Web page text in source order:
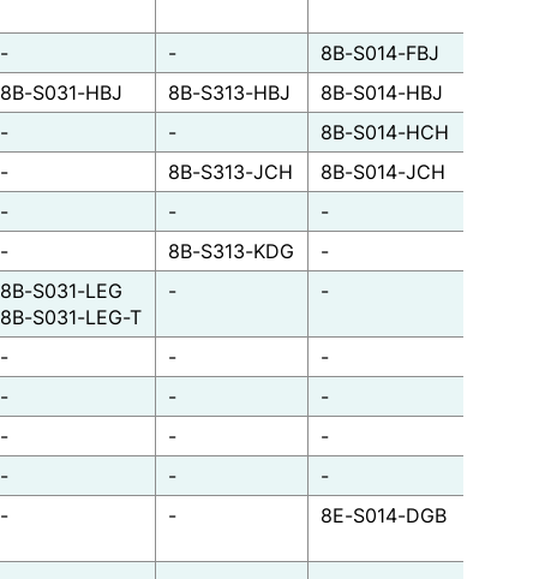
- -
8B-S014-FBJ
8B-S031-HBJ 8B-S313-HBJ
8B-S014-HBJ
- -
8B-S014-HCH
- 8B-S313-JCH
8B-S014-JCH
- -
-
- 8B-S313-KDG
-
8B-S031-LEG
8B-S031-LEG-T
- -
- -
-
- -
-
- -
-
- -
-
- - 8E-S014-DGB